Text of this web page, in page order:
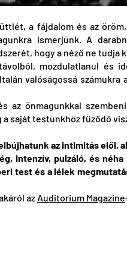
a fájdalom és az
ismerjünk. A
hogy a néző ne tudja
mozdulatlanul és
valóságossá
az önmagunkkal
saját testünkhöz fűződő
az intimitás
intenzív, pulzáló, és
test és a lélek
az Auditorium Magazine